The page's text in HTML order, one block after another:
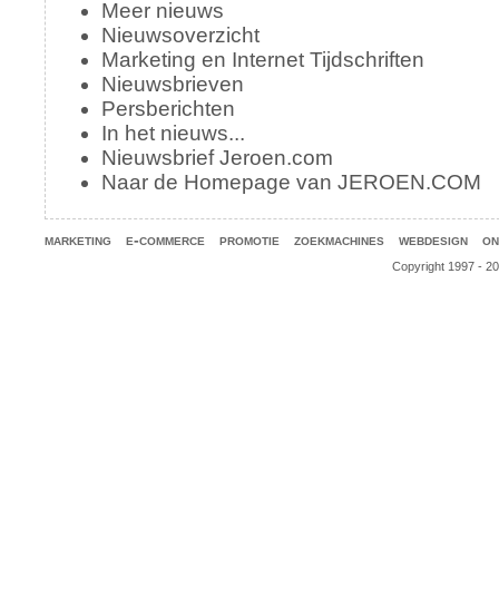
Meer nieuws
Nieuwsoverzicht
Marketing en Internet Tijdschriften
Nieuwsbrieven
Persberichten
In het nieuws...
Nieuwsbrief Jeroen.com
Naar de Homepage van JEROEN.COM
marketing e-commerce promotie zoekmachines webdesign
Copyright 1997 -